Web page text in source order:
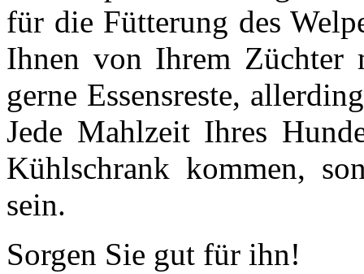
für die Fütterung des
Ihnen von Ihrem Züchter
gerne Essensreste,
Jede Mahlzeit Ihres
Kühlschrank kommen,
sein.
Sorgen Sie gut für ihn!